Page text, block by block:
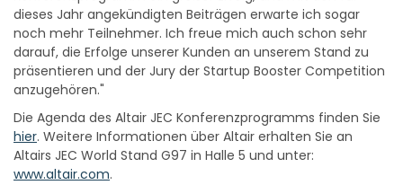
dieses Jahr angekündigten Beiträgen erwarte ich sogar
noch mehr Teilnehmer. Ich freue mich auch schon sehr
darauf, die Erfolge unserer Kunden an unserem Stand zu
präsentieren und der Jury der Startup Booster Competition
anzugehören."
Die Agenda des Altair JEC Konferenzprogramms finden Sie
hier. Weitere Informationen über Altair erhalten Sie an
Altairs JEC World Stand G97 in Halle 5 und unter:
www.altair.com.